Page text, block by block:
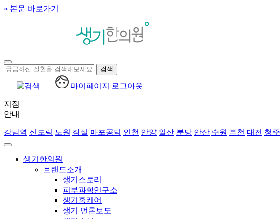
» 본문 바로가기
마이페이지 로그아웃
지점
안내
강남역 신도림 노원 잠실 마포공덕 인천 안양 일산 분당 안산 수원 부천 대전 청주
생기한의원
브랜드소개
생기스토리
피부과학연구소
생기홈케어
생기 언론보도